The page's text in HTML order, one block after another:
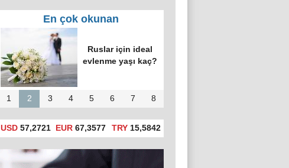
En çok okunan
Ruslar için ideal
evlenme yaşı kaç?
1 2 3 4 5 6 7 8
USD 57,2721 EUR 67,3577 TRY15,5842